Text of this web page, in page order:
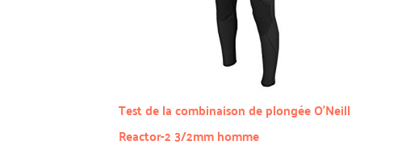
Test de la combinaison de plongée O’Neill
Reactor-2 3/2mm homme